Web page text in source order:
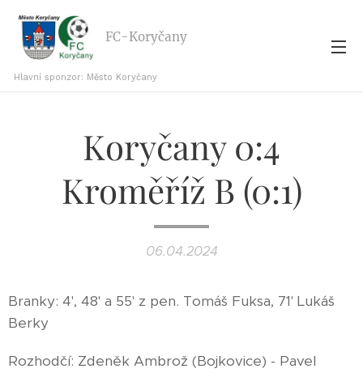
FC-Koryčany
Hlavní sponzor: Město Koryčany
Koryčany 0:4
Kroměříž B (0:1)
06.04.2024
Branky: 4', 48' a 55' z pen. Tomáš Fuksa, 71' Lukáš
Berky
Rozhodčí: Zdeněk Ambrož (Bojkovice) - Pavel